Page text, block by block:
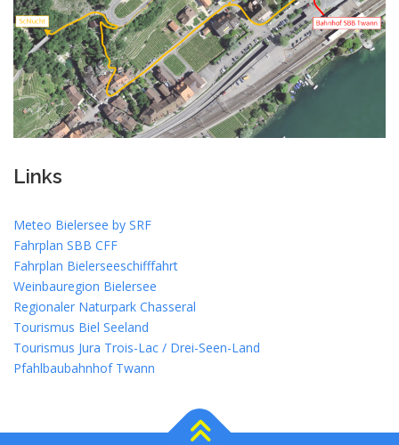
Links
Meteo Bielersee by SRF
Fahrplan SBB CFF
Fahrplan Bielerseeschifffahrt
Weinbauregion Bielersee
Regionaler Naturpark Chasseral
Tourismus Biel Seeland
Tourismus Jura Trois-Lac / Drei-Seen-Land
Pfahlbaubahnhof Twann